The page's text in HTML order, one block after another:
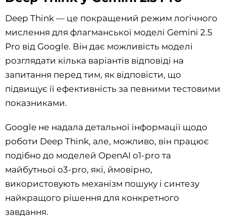
Deep Think — це покращений режим логічного
мислення для флагманської моделі Gemini 2.5
Pro від Google. Він дає можливість моделі
розглядати кілька варіантів відповіді на
запитання перед тим, як відповісти, що
підвищує її ефективність за певними тестовими
показниками.
Google не надала детальної інформації щодо
роботи Deep Think, але, можливо, він працює
подібно до моделей OpenAI o1-pro та
майбутньої o3-pro, які, ймовірно,
використовують механізм пошуку і синтезу
найкращого рішення для конкретного
завдання.